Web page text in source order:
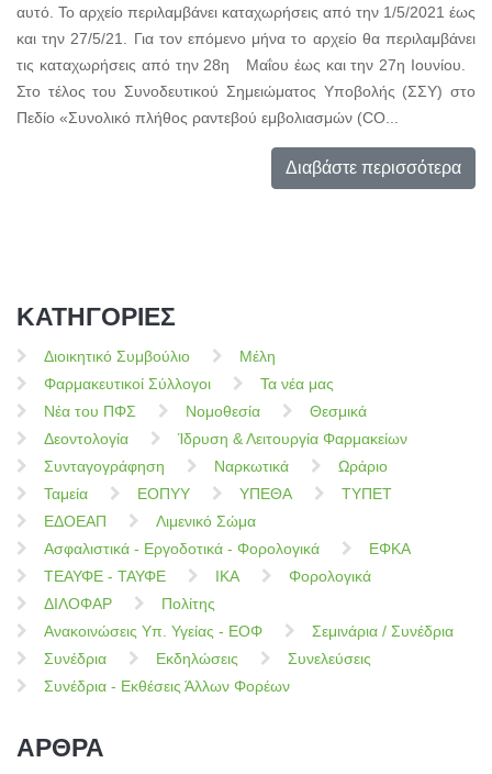
αυτό. Το αρχείο περιλαμβάνει καταχωρήσεις από την 1/5/2021 έως
και την 27/5/21. Για τον επόμενο μήνα το αρχείο θα περιλαμβάνει
τις καταχωρήσεις από την 28η Μαΐου έως και την 27η Ιουνίου.
Στο τέλος του Συνοδευτικού Σημειώματος Υποβολής (ΣΣΥ) στο
Πεδίο «Συνολικό πλήθος ραντεβού εμβολιασμών (CO...
Διαβάστε περισσότερα
ΚΑΤΗΓΟΡΙΕΣ
Διοικητικό Συμβούλιο
Μέλη
Φαρμακευτικοί Σύλλογοι
Τα νέα μας
Νέα του ΠΦΣ
Νομοθεσία
Θεσμικά
Δεοντολογία
Ίδρυση & Λειτουργία Φαρμακείων
Συνταγογράφηση
Ναρκωτικά
Ωράριο
Ταμεία
ΕΟΠΥΥ ΥΠΕΘΑ
ΤΥΠΕΤ
ΕΔΟΕΑΠ
Λιμενικό Σώμα
Ασφαλιστικά - Εργοδοτικά - Φορολογικά
ΕΦΚΑ
ΤΕΑΥΦΕ - ΤΑΥΦΕ
ΙΚΑ
Φορολογικά
ΔΙΛΟΦΑΡ
Πολίτης
Ανακοινώσεις Υπ. Υγείας - ΕΟΦ
Σεμινάρια / Συνέδρια
Συνέδρια
Εκδηλώσεις
Συνελεύσεις
Συνέδρια - Εκθέσεις Άλλων Φορέων
ΑΡΘΡΑ